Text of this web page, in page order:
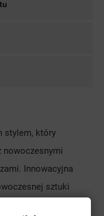
stylem, który
nowoczesnymi
Innowacyjna
sztuki